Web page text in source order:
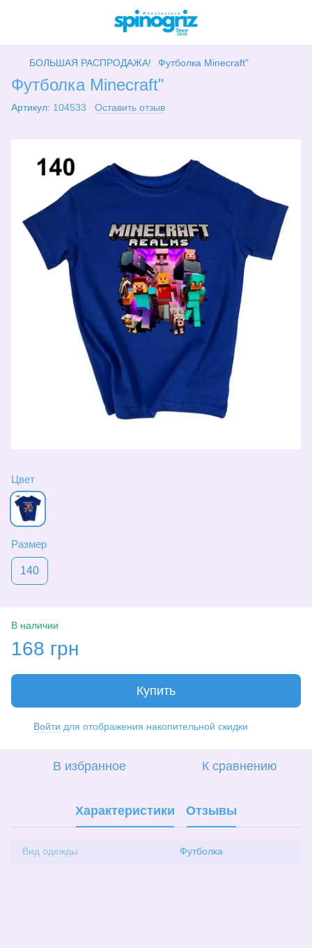
БОЛЬШАЯ РАСПРОДАЖА! Футболка Minecraft"
Футболка Minecraft"
Артикул: 104533 Оставить отзыв
Цвет
Размер
140
В наличии
168 грн
Купить
Войти для отображения накопительной скидки
В избранное К сравнению
Характеристики Отзывы
Вид одежды Футболка